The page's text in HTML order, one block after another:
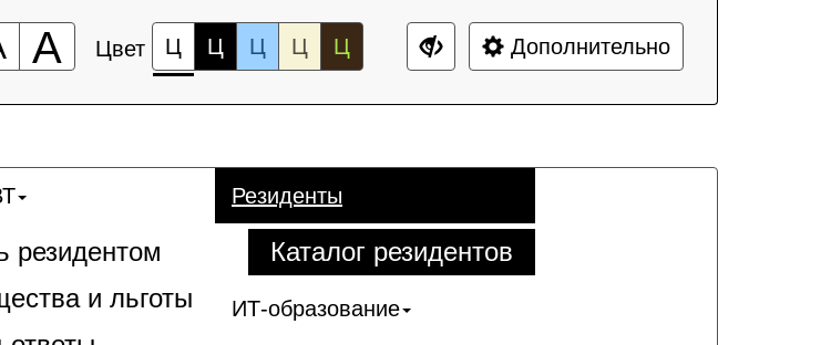
А Цвет Ц Ц Ц Ц Ц Дополнительно
резидентом
и льготы
Резиденты
Каталог резидентов
ИТ-образование